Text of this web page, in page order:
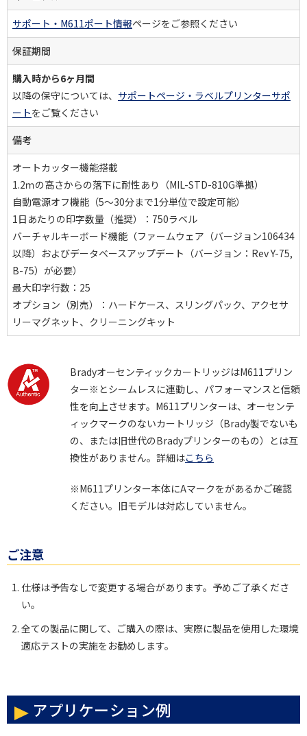
サポート・M611ポート情報ページをご参照ください
保証期間
購入時から6ヶ月間
以降の保守については、 サポートページ・ラベルプリンターサポ
ートをご覧ください
備考
オートカッター機能搭載
1.2ｍの高さからの落下に耐性あり（MIL-STD-810G準拠）
自動電源オフ機能（5～30分まで1分単位で設定可能）
1日あたりの印字数量（推奨）：750ラベル
バーチャルキーボード機能（ファームウェア（バージョン106434
以降）およびデータベースアップデート（バージョン：Rev Y-75,
B-75）が必要）
最大印字行数：25
オプション（別売）：ハードケース、スリングパック、アクセサ
リーマグネット、クリーニングキット
BradyオーセンティックカートリッジはM611プリン
ター※とシームレスに連動し、パフォーマンスと信頼
性を向上させます。M611プリンターは、オーセンテ
ィックマークのないカートリッジ（Brady製でないも
の、または旧世代のBradyプリンターのもの）とは互
換性がありません。詳細はこちら
※M611プリンター本体にAマークをがあるかご確認
ください。旧モデルは対応していません。
ご注意
仕様は予告なしで変更する場合があります。予めご了承くださ
い。
全ての製品に関して、ご購入の際は、実際に製品を使用した環境
適応テストの実施をお勧めします。
アプリケーション例